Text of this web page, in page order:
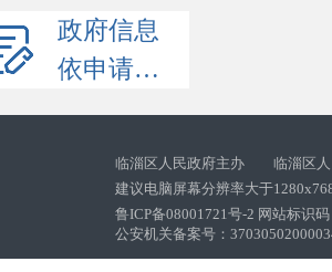
政府信息
依申请公开
临淄区人民政府主办 临淄区人
建议电脑屏幕分辨率大于
鲁ICP备08001721号-2 网站标识
公安机关备案号：